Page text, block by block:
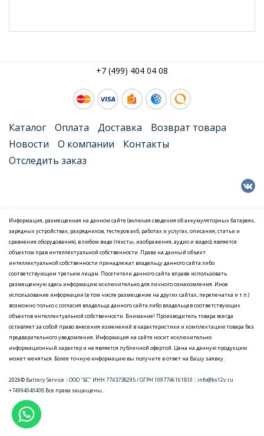
+7 (499) 404 04 08
Каталог Оплата Доставка
Возврат товара
Новости
О компании
Контакты
Отследить заказ
Информация, размещенная на данном сайте (включая сведения об аккумуляторных батареях,
зарядных устройствах, разрядников, тестеров акб, работах и услугах, описания, статьи и
сравнения оборудования), в любом виде (тексты, изображения, аудио и видео), является
объектом прав интеллектуальной собственности. Права на данный объект
интеллектуальной собственности принадлежат владельцу данного сайта либо
соответствующим третьим лицам. Посетители данного сайта вправе использовать
размещенную здесь информацию исключительно для личного ознакомления. Иное
использование информации (в том числе размещение на других сайтах, перепечатка и т.п.)
возможно только с согласия владельца данного сайта либо владельцев соответствующих
объектов интеллектуальной собственности. Внимание! Производитель товара всегда
оставляет за собой право внесения изменений в характеристики и комплектацию товара без
предварительного уведомления. Информация на сайте носит исключительно
информационный характер и не является публичной офертой. Цена на данную продукцию
может меняться. Более точную информацию вы получите в ответ на Вашу заявку.
2026© Battery Service::ООО "БС" ИНН 7743738295 / ОГРН 1097746161810 ::info@bs12v.ru
+74994040408 Все права защищены..